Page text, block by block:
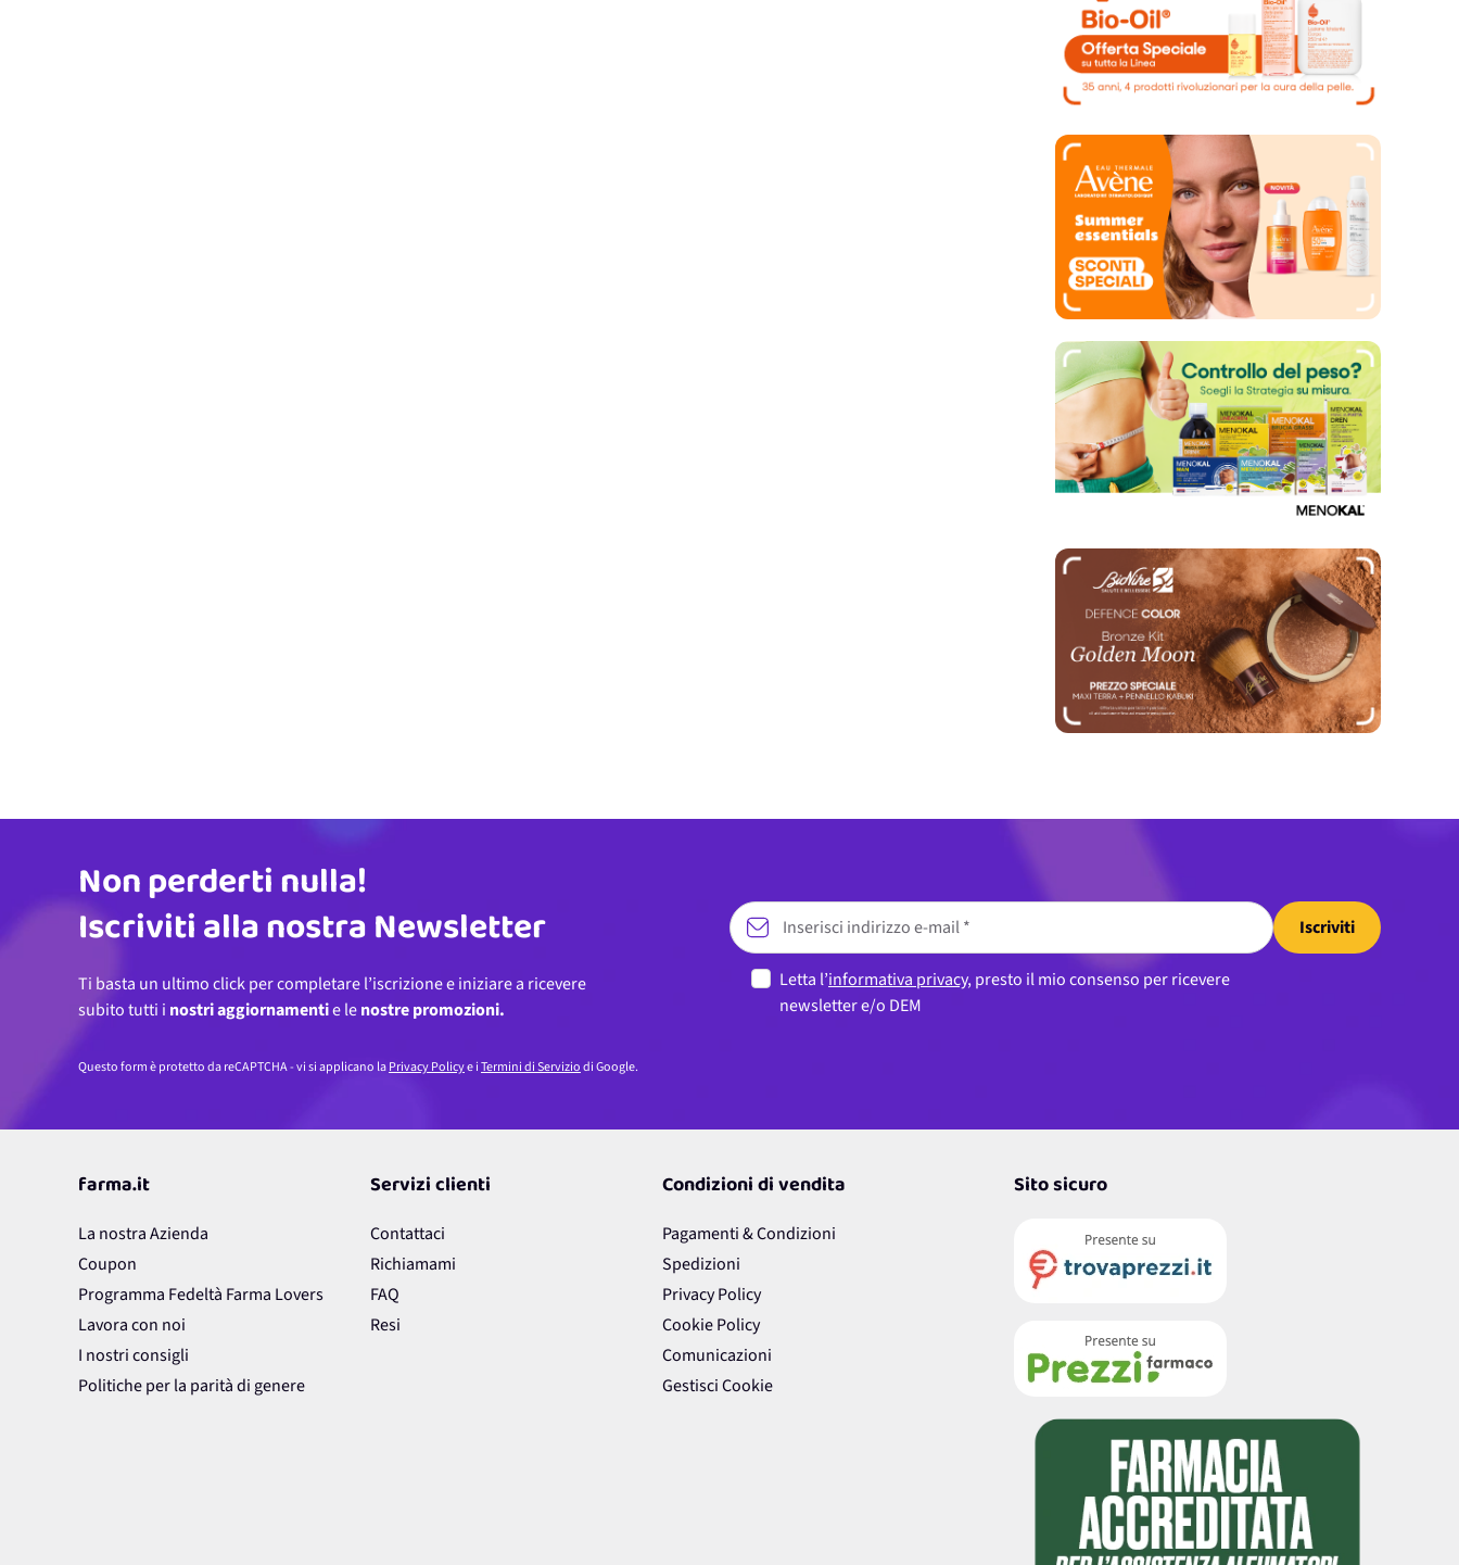
Indirizzo email
Non perderti nulla!
Iscriviti alla nostra Newsletter
Ti basta un ultimo click per completare l’iscrizione e iniziare a ricevere
subito tutti i nostri aggiornamentie lenostre promozioni.
Iscriviti
Letta l’informativa privacy, presto il mio consenso per ricevere
newsletter e/o DEM
Questo form è protetto da reCAPTCHA - vi si applicano laPrivacy Policye iTermini di Serviziodi Google.
farma.it
La nostra Azienda
Coupon
Programma Fedeltà Farma Lovers
Lavora con noi
I nostri consigli
Politiche per la parità di genere
Servizi clienti
Contattaci
Richiamami
FAQ
Resi
Condizioni di vendita
Pagamenti & Condizioni
Spedizioni
Privacy Policy
Cookie Policy
Comunicazioni
Gestisci Cookie
Sito sicuro